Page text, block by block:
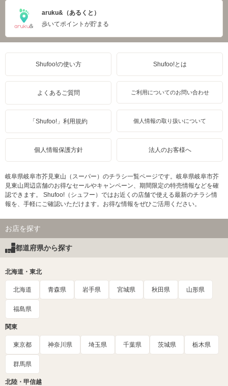
aruku&（あるくと）
歩いてポイントが貯まる
Shufoo!の使い方 Shufoo!とは
よくあるご質問 ご利用についてのお問い合わせ
「Shufoo!」利用規約 個人情報の取り扱いについて
個人情報保護方針 法人のお客様へ
岐阜県岐阜市芥見東山（スーパー）のチラシ一覧ページです。岐阜県岐阜市芥
見東山周辺店舗のお得なセールやキャンペーン、期間限定の特売情報などを確
認できます。 Shufoo!（シュフー）ではお近くの店舗で使える最新のチラシ情
報を、手軽にご確認いただけます。お得な情報をぜひご活用ください。
お店を探す
都道府県から探す
北海道・東北
北海道 青森県 岩手県 宮城県 秋田県 山形県
福島県
関東
東京都 神奈川県 埼玉県 千葉県 茨城県 栃木県
群馬県
北陸・甲信越